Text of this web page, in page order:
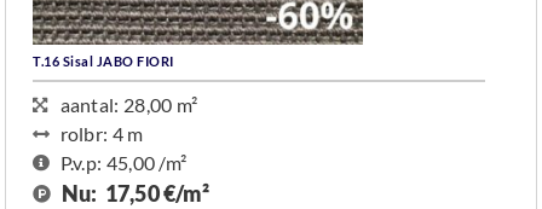
T.16 Sisal JABO FIORI
aantal: 28,00 m²
rolbr: 4 m​
P.v.p: 45,00 /m²
Nu: 17,50 €/m²